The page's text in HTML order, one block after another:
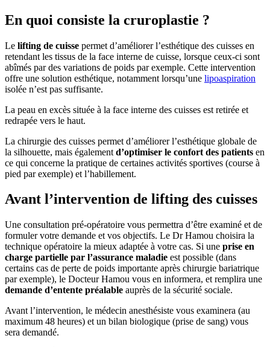
En quoi consiste la cruroplastie ?
Le lifting de cuisse permet d’améliorer l’esthétique des cuisses en
retendant les tissus de la face interne de cuisse, lorsque ceux-ci sont
abîmés par des variations de poids par exemple. Cette intervention
offre une solution esthétique, notamment lorsqu’une lipoaspiration
isolée n’est pas suffisante.
La peau en excès située à la face interne des cuisses est retirée et
redrapée vers le haut.
La chirurgie des cuisses permet d’améliorer l’esthétique globale de
la silhouette, mais également d’optimiser le confort des patients en
ce qui concerne la pratique de certaines activités sportives (course à
pied par exemple) et l’habillement.
Avant l’intervention de lifting des cuisses
Une consultation pré-opératoire vous permettra d’être examiné et de
formuler votre demande et vos objectifs. Le Dr Hamou choisira la
technique opératoire la mieux adaptée à votre cas. Si une prise en
charge partielle par l’assurance maladie est possible (dans
certains cas de perte de poids importante après chirurgie bariatrique
par exemple), le Docteur Hamou vous en informera, et remplira une
demande d’entente préalable auprès de la sécurité sociale.
Avant l’intervention, le médecin anesthésiste vous examinera (au
maximum 48 heures) et un bilan biologique (prise de sang) vous
sera demandé.